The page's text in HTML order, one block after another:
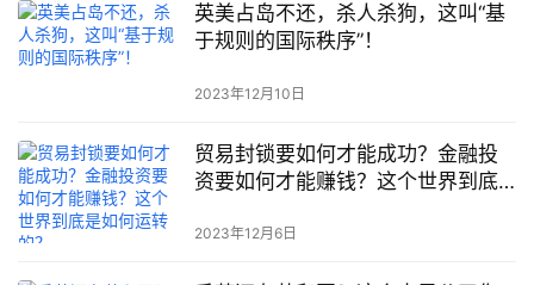
英美占岛不还，杀人杀狗，这叫“基
于规则的国际秩序”！
2023年12月10日
贸易封锁要如何才能成功？金融投
资要如何才能赚钱？这个世界到底
2023年12月6日